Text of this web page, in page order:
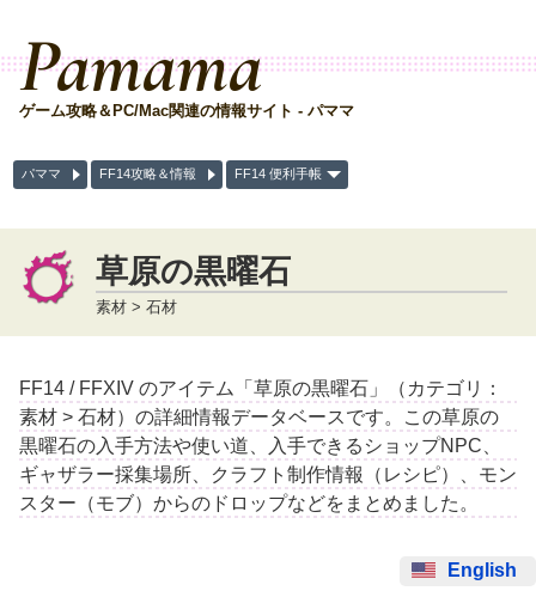
Pamama
ゲーム攻略＆PC/Mac関連の情報サイト - パママ
パママ FF14攻略＆情報 FF14 便利手帳
草原の黒曜石
素材 > 石材
FF14 / FFXIV のアイテム「草原の黒曜石」（カテゴリ：
素材 > 石材）の詳細情報データベースです。この草原の
黒曜石の入手方法や使い道、入手できるショップNPC、
ギャザラー採集場所、クラフト制作情報（レシピ）、モン
スター（モブ）からのドロップなどをまとめました。
English